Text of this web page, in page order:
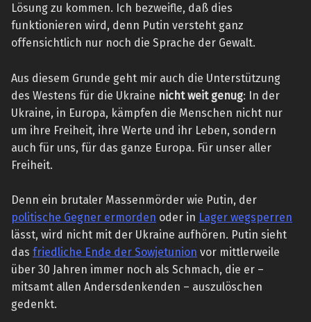
Lösung zu kommen. Ich bezweifle, daß dies
funktionieren wird, denn Putin versteht ganz
offensichtlich nur noch die Sprache der Gewalt.
Aus diesem Grunde geht mir auch die Unterstützung
des Westens für die Ukraine nicht weit genug: In der
Ukraine, in Europa, kämpfen die Menschen nicht nur
um ihre Freiheit, ihre Werte und ihr Leben, sondern
auch für uns, für das ganze Europa. Für unser aller
Freiheit.
Denn ein brutaler Massenmörder wie Putin, der
politische Gegner ermorden oder in Lager wegsperren
lässt, wird nicht mit der Ukraine aufhören. Putin sieht
das friedliche Ende der Sowjetunion vor mittlerweile
über 30 Jahren immer noch als Schmach, die er –
mitsamt allen Andersdenkenden – auszulöschen
gedenkt.